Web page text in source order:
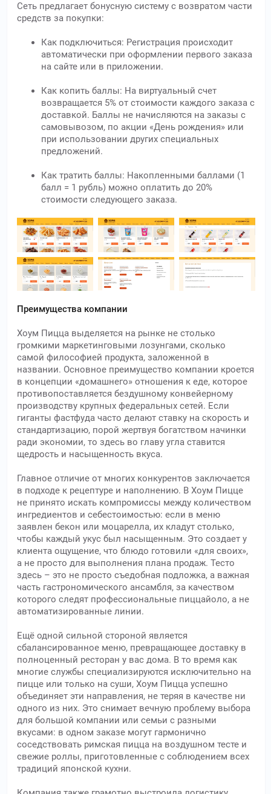
Сеть предлагает бонусную систему с возвратом части
средств за покупки:
Как подключиться: Регистрация происходит
автоматически при оформлении первого заказа
на сайте или в приложении.
Как копить баллы: На виртуальный счет
возвращается 5% от стоимости каждого заказа с
доставкой. Баллы не начисляются на заказы с
самовывозом, по акции «День рождения» или
при использовании других специальных
предложений.
Как тратить баллы: Накопленными баллами (1
балл = 1 рубль) можно оплатить до 20%
стоимости следующего заказа.
Преимущества компании
Хоум Пицца выделяется на рынке не столько
громкими маркетинговыми лозунгами, сколько
самой философией продукта, заложенной в
названии. Основное преимущество компании кроется
в концепции «домашнего» отношения к еде, которое
противопоставляется бездушному конвейерному
производству крупных федеральных сетей. Если
гиганты фастфуда часто делают ставку на скорость и
стандартизацию, порой жертвуя богатством начинки
ради экономии, то здесь во главу угла ставится
щедрость и насыщенность вкуса.
Главное отличие от многих конкурентов заключается
в подходе к рецептуре и наполнению. В Хоум Пицце
не принято искать компромиссы между количеством
ингредиентов и себестоимостью: если в меню
заявлен бекон или моцарелла, их кладут столько,
чтобы каждый укус был насыщенным. Это создает у
клиента ощущение, что блюдо готовили «для своих»,
а не просто для выполнения плана продаж. Тесто
здесь – это не просто съедобная подложка, а важная
часть гастрономического ансамбля, за качеством
которого следят профессиональные пиццайоло, а не
автоматизированные линии.
Ещё одной сильной стороной является
сбалансированное меню, превращающее доставку в
полноценный ресторан у вас дома. В то время как
многие службы специализируются исключительно на
пицце или только на суши, Хоум Пицца успешно
объединяет эти направления, не теряя в качестве ни
одного из них. Это снимает вечную проблему выбора
для большой компании или семьи с разными
вкусами: в одном заказе могут гармонично
соседствовать римская пицца на воздушном тесте и
свежие роллы, приготовленные с соблюдением всех
традиций японской кухни.